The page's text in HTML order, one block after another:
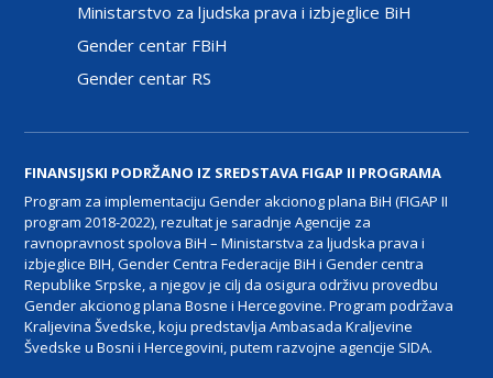
Ministarstvo za ljudska prava i izbjeglice BiH
Gender centar FBiH
Gender centar RS
FINANSIJSKI PODRŽANO IZ SREDSTAVA FIGAP II PROGRAMA
Program za implementaciju Gender akcionog plana BiH (FIGAP II
program 2018-2022), rezultat je saradnje Agencije za
ravnopravnost spolova BiH – Ministarstva za ljudska prava i
izbjeglice BIH, Gender Centra Federacije BiH i Gender centra
Republike Srpske, a njegov je cilj da osigura održivu provedbu
Gender akcionog plana Bosne i Hercegovine. Program podržava
Kraljevina Švedske, koju predstavlja Ambasada Kraljevine
Švedske u Bosni i Hercegovini, putem razvojne agencije SIDA.